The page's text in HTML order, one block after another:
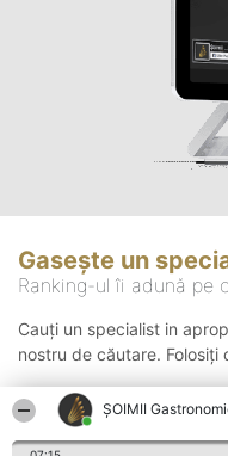
ȘOIMII
Gasește un
Ranking-ul îi adună pe
Cauți un specialist in
nostru de căutare. Folosiți